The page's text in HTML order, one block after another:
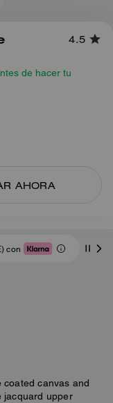
4.5
de hacer tu
AHORA
con
coated canvas and
jacquard upper